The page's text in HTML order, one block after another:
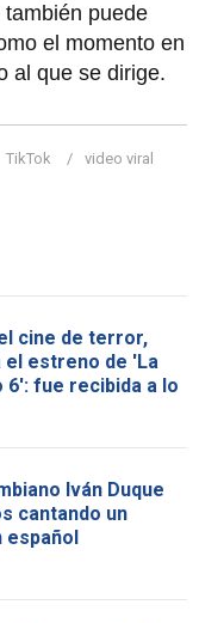
puede
el momento en
al que se dirige.
TikTok
video viral
cine de terror,
el estreno de 'La
6': fue recibida a lo
Iván Duque
cantando un